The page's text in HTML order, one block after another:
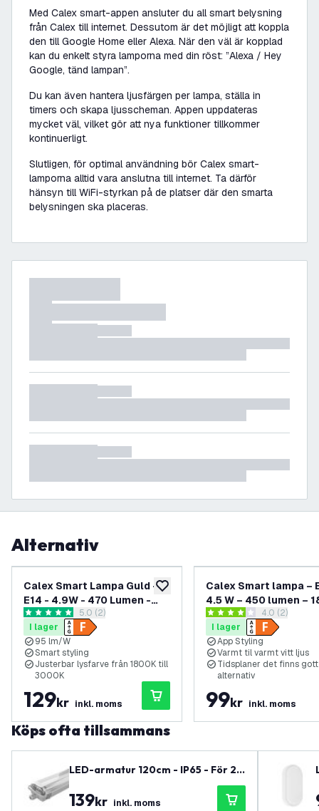
Med Calex smart-appen ansluter du all smart belysning
från Calex till internet. Dessutom är det möjligt att koppla
den till Google Home eller Alexa. När den väl är kopplad
kan du enkelt styra lamporna med din röst: ”Alexa / Hey
Google, tänd lampan”.
Du kan även hantera ljusfärgen per lampa, ställa in
timers och skapa ljusscheman. Appen uppdateras
mycket väl, vilket gör att nya funktioner tillkommer
kontinuerligt.
Slutligen, för optimal användning bör Calex smart-
lamporna alltid vara anslutna till internet. Ta därför
hänsyn till WiFi-styrkan på de platser där den smarta
belysningen ska placeras.
Alternativ
lägg till i önskelistan
Calex Smart Lampa Guld -
E14 - 4.9W - 470 Lumen -
1800K - 3000Köppna recensionspanel
5 stjärnbetyg5.0 (2)
I lager
95 lm/W
Smart styling
Justerbar lysfarve från 1800K till
3000K
129kr inkl. moms
Calex Smart lampa –
4.5 W – 450 lumen –
– 3000 Köppna
4 stjärnbetyg4.0 (2)
I lager
App Styling
Varmt til varmt vitt ljus
Tidsplaner det finns
alternativ
99kr inkl. moms
Köps ofta tillsammans
LED-armatur 120cm - IP65 - För 2x
LED-lysör - Rostfria clips - 2 års ga
ranti
139kr inkl. moms